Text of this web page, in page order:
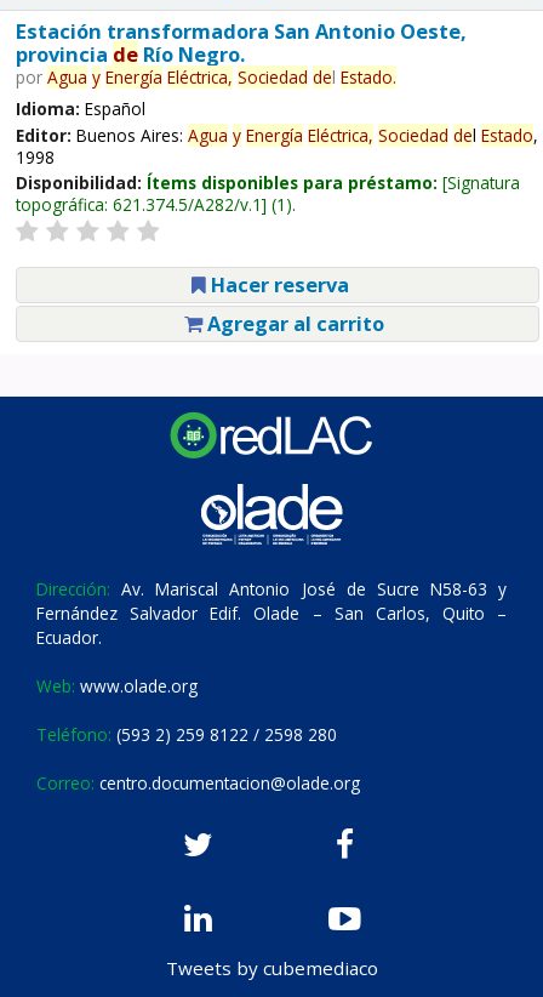
Estación transformadora San Antonio Oeste,
provincia deRío Negro.
por Agua y Energía Eléctrica, Sociedad del Estado.
Idioma: Español
Editor: Buenos Aires: Agua y Energía Eléctrica, Sociedad del Estado,
1998
Disponibilidad: Ítems disponibles para préstamo: Signatura
topográfica: 621.374.5/A282/v.1 (1).
Hacer reserva
Agregar al carrito
Dirección: Av. Mariscal Antonio José de Sucre N58-63 y
Fernández Salvador Edif. Olade – San Carlos, Quito –
Ecuador.
Web: www.olade.org
Teléfono: (593 2) 259 8122 / 2598 280
Correo: centro.documentacion@olade.org
Tweets by cubemediaco